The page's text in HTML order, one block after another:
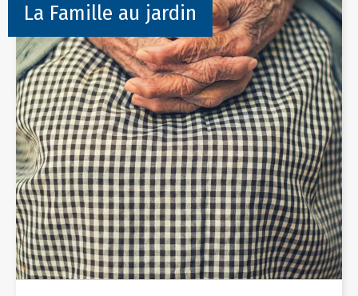
La Famille au jardin